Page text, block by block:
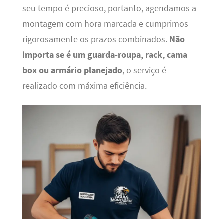
seu tempo é precioso, portanto, agendamos a
montagem com hora marcada e cumprimos
rigorosamente os prazos combinados. Não
importa se é um guarda-roupa, rack, cama
box ou armário planejado, o serviço é
realizado com máxima eficiência.